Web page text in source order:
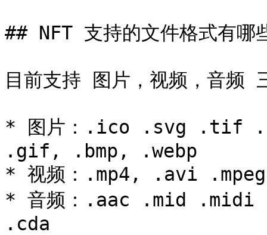
## NFT 支持的文件格式有哪
目前支持 图片，视频，音频
* 图片：.ico .svg
.gif, .bmp, .webp
* 视频：.mp4, .avi
* 音频：.aac .mid .midi
.cda